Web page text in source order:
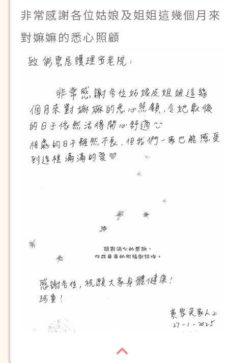
非常感謝各位姑娘及姐姐這幾個月來
對嫲嫲的悉心照顧